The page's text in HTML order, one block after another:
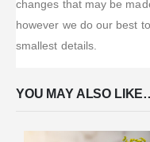
changes that may be
however we do our best
smallest details.
YOU MAY ALSO